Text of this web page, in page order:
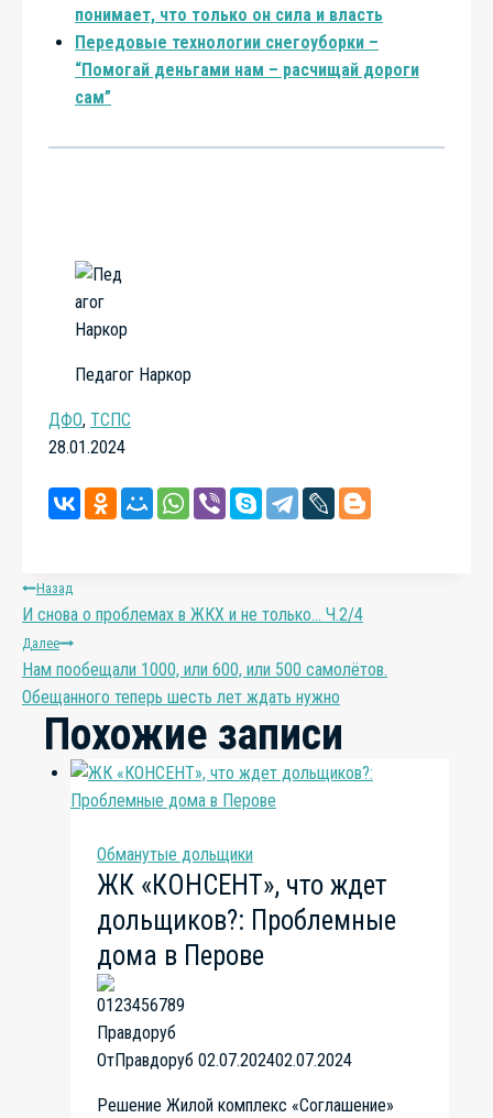
понимает, что только он сила и власть
Передовые технологии снегоуборки –
“Помогай деньгами нам – расчищай дороги
сам”
Педагог Наркор
ДФО, ТСПС
28.01.2024
Навигация
по
записям
Назад
И снова о проблемах в ЖКХ и не только… Ч.2/4
Далее
Нам пообещали 1000, или 600, или 500 самолётов.
Обещанного теперь шесть лет ждать нужно
Похожие записи
Обманутые дольщики
ЖК «КОНСЕНТ», что ждет
дольщиков?: Проблемные
дома в Перове
ОтПравдоруб 02.07.202402.07.2024
Решение Жилой комплекс «Соглашение»